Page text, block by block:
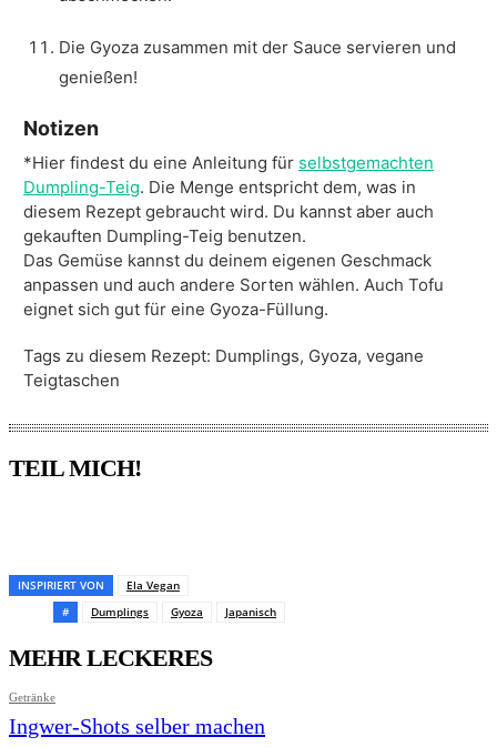
Die Gyoza zusammen mit der Sauce servieren und
genießen!
Notizen
*Hier findest du eine Anleitung für selbstgemachten
Dumpling-Teig. Die Menge entspricht dem, was in
diesem Rezept gebraucht wird. Du kannst aber auch
gekauften Dumpling-Teig benutzen.
Das Gemüse kannst du deinem eigenen Geschmack
anpassen und auch andere Sorten wählen. Auch Tofu
eignet sich gut für eine Gyoza-Füllung.
Tags zu diesem Rezept: Dumplings, Gyoza, vegane
Teigtaschen
TEIL MICH!
INSPIRIERT VON
Ela Vegan
#
Dumplings Gyoza Japanisch
MEHR LECKERES
Getränke
Ingwer-Shots selber machen